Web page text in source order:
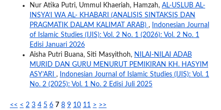
Nur Atika Putri, Ummul Khaeriah, Hamzah, AL-USLUB AL-
INSYA’I WA AL- KHABARI (ANALISIS SINTAKSIS DAN
PRAGMATIK DALAM KALIMAT ARAB) ,
Indonesian Journal
of Islamic Studies (IJIS): Vol. 2 No. 1 (2026): Vol. 2 No. 1
Edisi Januari 2026
Aisha Putri Buana, Siti Masyithoh, NILAI-NILAI ADAB
MURID DAN GURU MENURUT PEMIKIRAN KH. HASYIM
ASY’ARI ,
Indonesian Journal of Islamic Studies (IJIS): Vol. 1
No. 2 (2025): Vol. 1 No. 2 Edisi Juli 2025
<< < 2 3 4 5 6 7 8 9 10 11 > >>